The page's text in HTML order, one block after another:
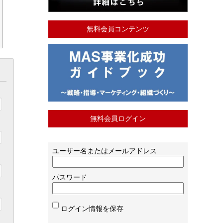
無料会員コンテンツ
無料会員ログイン
ユーザー名またはメールアドレス
パスワード
ログイン情報を保存